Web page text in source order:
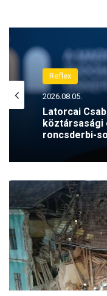
Reflex
2026.08.05.
Latorcai
köztársasági
roncsderbi-
2026.08.05.
Extrém
N
g
y
m
i
l
i